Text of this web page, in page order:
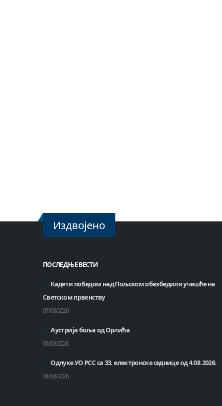
Издвојено
ПОСЛЕДЊЕ ВЕСТИ
Кадети победом над Пољском обезбедили учешће на
Светском првенству
07/08/2026
Аустрија боља од Орлића
06/08/2026
Одлуке УО РСС са 33. електронске седнице од 4.08.2026.
04/08/2026